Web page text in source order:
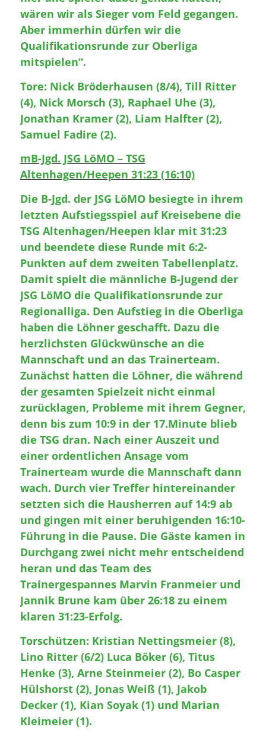
wären wir als Sieger vom Feld gegangen.
Aber immerhin dürfen wir die
Qualifikationsrunde zur Oberliga
mitspielen“.
Tore: Nick Bröderhausen (8/4), Till Ritter
(4), Nick Morsch (3), Raphael Uhe (3),
Jonathan Kramer (2), Liam Halfter (2),
Samuel Fadire (2).
mB-Jgd. JSG LöMO – TSG
Altenhagen/Heepen 31:23 (16:10)
Die B-Jgd. der JSG LöMO besiegte in ihrem
letzten Aufstiegsspiel auf Kreisebene die
TSG Altenhagen/Heepen klar mit 31:23
und beendete diese Runde mit 6:2-
Punkten auf dem zweiten Tabellenplatz.
Damit spielt die männliche B-Jugend der
JSG LöMO die Qualifikationsrunde zur
Regionalliga. Den Aufstieg in die Oberliga
haben die Löhner geschafft. Dazu die
herzlichsten Glückwünsche an die
Mannschaft und an das Trainerteam.
Zunächst hatten die Löhner, die während
der gesamten Spielzeit nicht einmal
zurücklagen, Probleme mit ihrem Gegner,
denn bis zum 10:9 in der 17.Minute blieb
die TSG dran. Nach einer Auszeit und
einer ordentlichen Ansage vom
Trainerteam wurde die Mannschaft dann
wach. Durch vier Treffer hintereinander
setzten sich die Hausherren auf 14:9 ab
und gingen mit einer beruhigenden 16:10-
Führung in die Pause. Die Gäste kamen in
Durchgang zwei nicht mehr entscheidend
heran und das Team des
Trainergespannes Marvin Franmeier und
Jannik Brune kam über 26:18 zu einem
klaren 31:23-Erfolg.
Torschützen: Kristian Nettingsmeier (8),
Lino Ritter (6/2) Luca Böker (6), Titus
Henke (3), Arne Steinmeier (2), Bo Casper
Hülshorst (2), Jonas Weiß (1), Jakob
Decker (1), Kian Soyak (1) und Marian
Kleimeier (1).